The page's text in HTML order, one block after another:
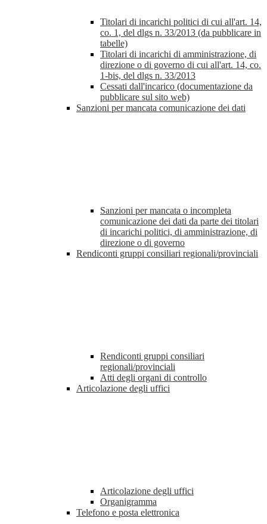
Titolari di incarichi politici di cui all'art. 14,
co. 1, del dlgs n. 33/2013 (da pubblicare in
tabelle)
Titolari di incarichi di amministrazione, di
direzione o di governo di cui all'art. 14, co.
1-bis, del dlgs n. 33/2013
Cessati dall'incarico (documentazione da
pubblicare sul sito web)
Sanzioni per mancata comunicazione dei dati
Sanzioni per mancata o incompleta
comunicazione dei dati da parte dei titolari
di incarichi politici, di amministrazione, di
direzione o di governo
Rendiconti gruppi consiliari regionali/provinciali
Rendiconti gruppi consiliari
regionali/provinciali
Atti degli organi di controllo
Articolazione degli uffici
Articolazione degli uffici
Organigramma
Telefono e posta elettronica